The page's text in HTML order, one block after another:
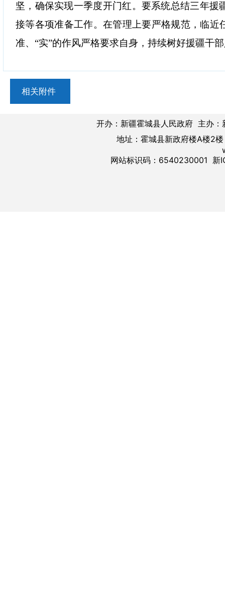
坚，确保实现一季度开门红。要系统总结三年
接等各项准备工作。在管理上要严格规范，临
准、 “实”的作风严格要求自身，持续树好援疆干
相关附件
开办：新疆霍城县人民政府 主办
地址：霍城县新政府楼A楼
网站标识码：6540230001 新